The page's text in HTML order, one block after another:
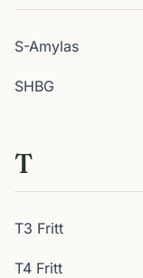
S-Amylas
SHBG
T
T3 Fritt
T4 Fritt